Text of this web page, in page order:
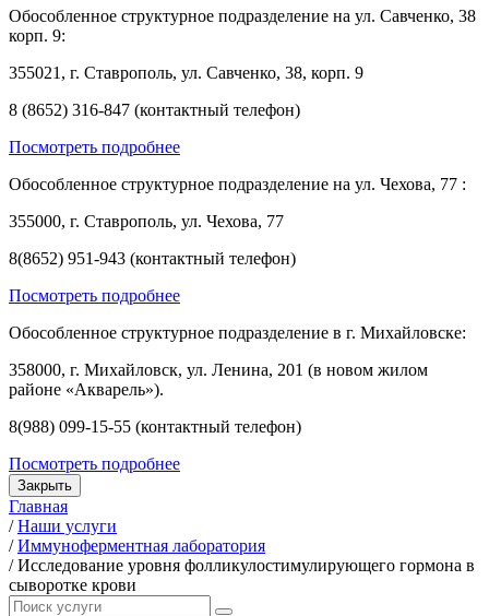
Обособленное структурное подразделение на ул. Савченко, 38
корп. 9:
355021, г. Ставрополь, ул. Савченко, 38, корп. 9
8 (8652) 316-847 (контактный телефон)
Посмотреть подробнее
Обособленное структурное подразделение на ул. Чехова, 77 :
355000, г. Ставрополь, ул. Чехова, 77
8(8652) 951-943 (контактный телефон)
Посмотреть подробнее
Обособленное структурное подразделение в г. Михайловске:
358000, г. Михайловск, ул. Ленина, 201 (в новом жилом
районе «Акварель»).
8(988) 099-15-55 (контактный телефон)
Посмотреть подробнее
Закрыть
Главная
/ Наши услуги
/ Иммуноферментная лаборатория
/ Исследование уровня фолликулостимулирующего гормона в
сыворотке крови